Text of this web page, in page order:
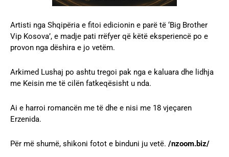
Artisti nga Shqipëria e fitoi edicionin e parë të ‘Big Brother
Vip Kosova’, e madje pati rrëfyer që këtë eksperiencë po e
provon nga dëshira e jo vetëm.
Arkimed Lushaj po ashtu tregoi pak nga e kaluara dhe lidhja
me Keisin me të cilën fatkeqësisht u nda.
Ai e harroi romancën me të dhe e nisi me 18 vjeçaren
Erzenida.
Për më shumë, shikoni fotot e binduni ju vetë. /nzoom.biz/